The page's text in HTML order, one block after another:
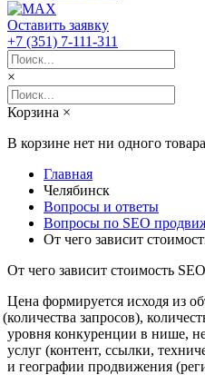
Оставить заявку
+7 (351) 7-111-311
×
Корзина ×
В корзине нет ни одного товара
Главная
Челябинск
Вопросы и ответы
Вопросы по SEO
От чего зависит
От чего зависит стоимость
Цена формируется исходя из
(количества запросов),
уровня конкуренции в нише,
услуг (контент, ссылки,
и географии продвижения